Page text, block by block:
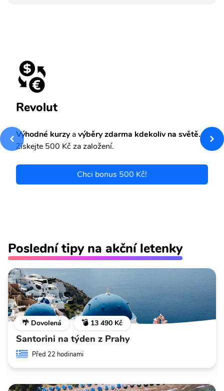
Revolut
Výhodné kurzyavýběry zdarma kdekoliv na světě.
Získejte 500 Kč za založení.
Chci bonus 500 Kč!
Poslední tipy na akční letenky
🌴 Dovolená 💣 13 490 Kč
Santorini na týden z Prahy
Před 22 hodinami